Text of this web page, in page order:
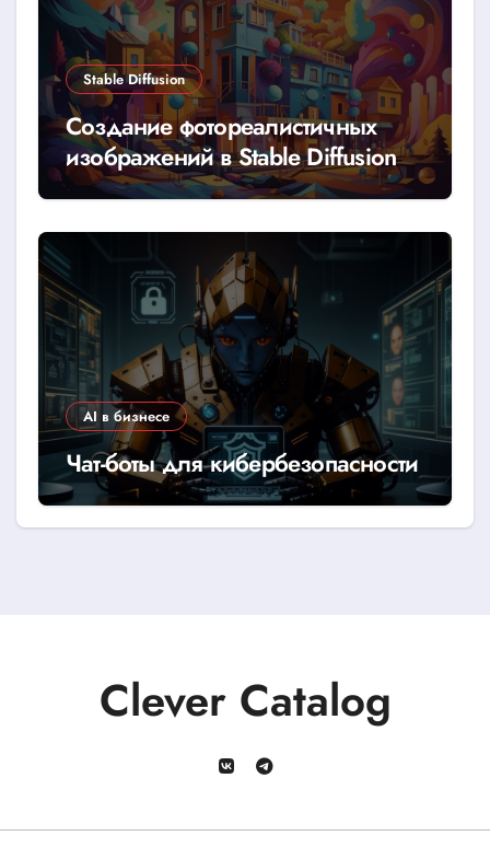
Stable Diffusion
Создание фотореалистичных
изображений в Stable Diffusion
AI в бизнесе
Чат-боты для кибербезопасности
Clever Catalog